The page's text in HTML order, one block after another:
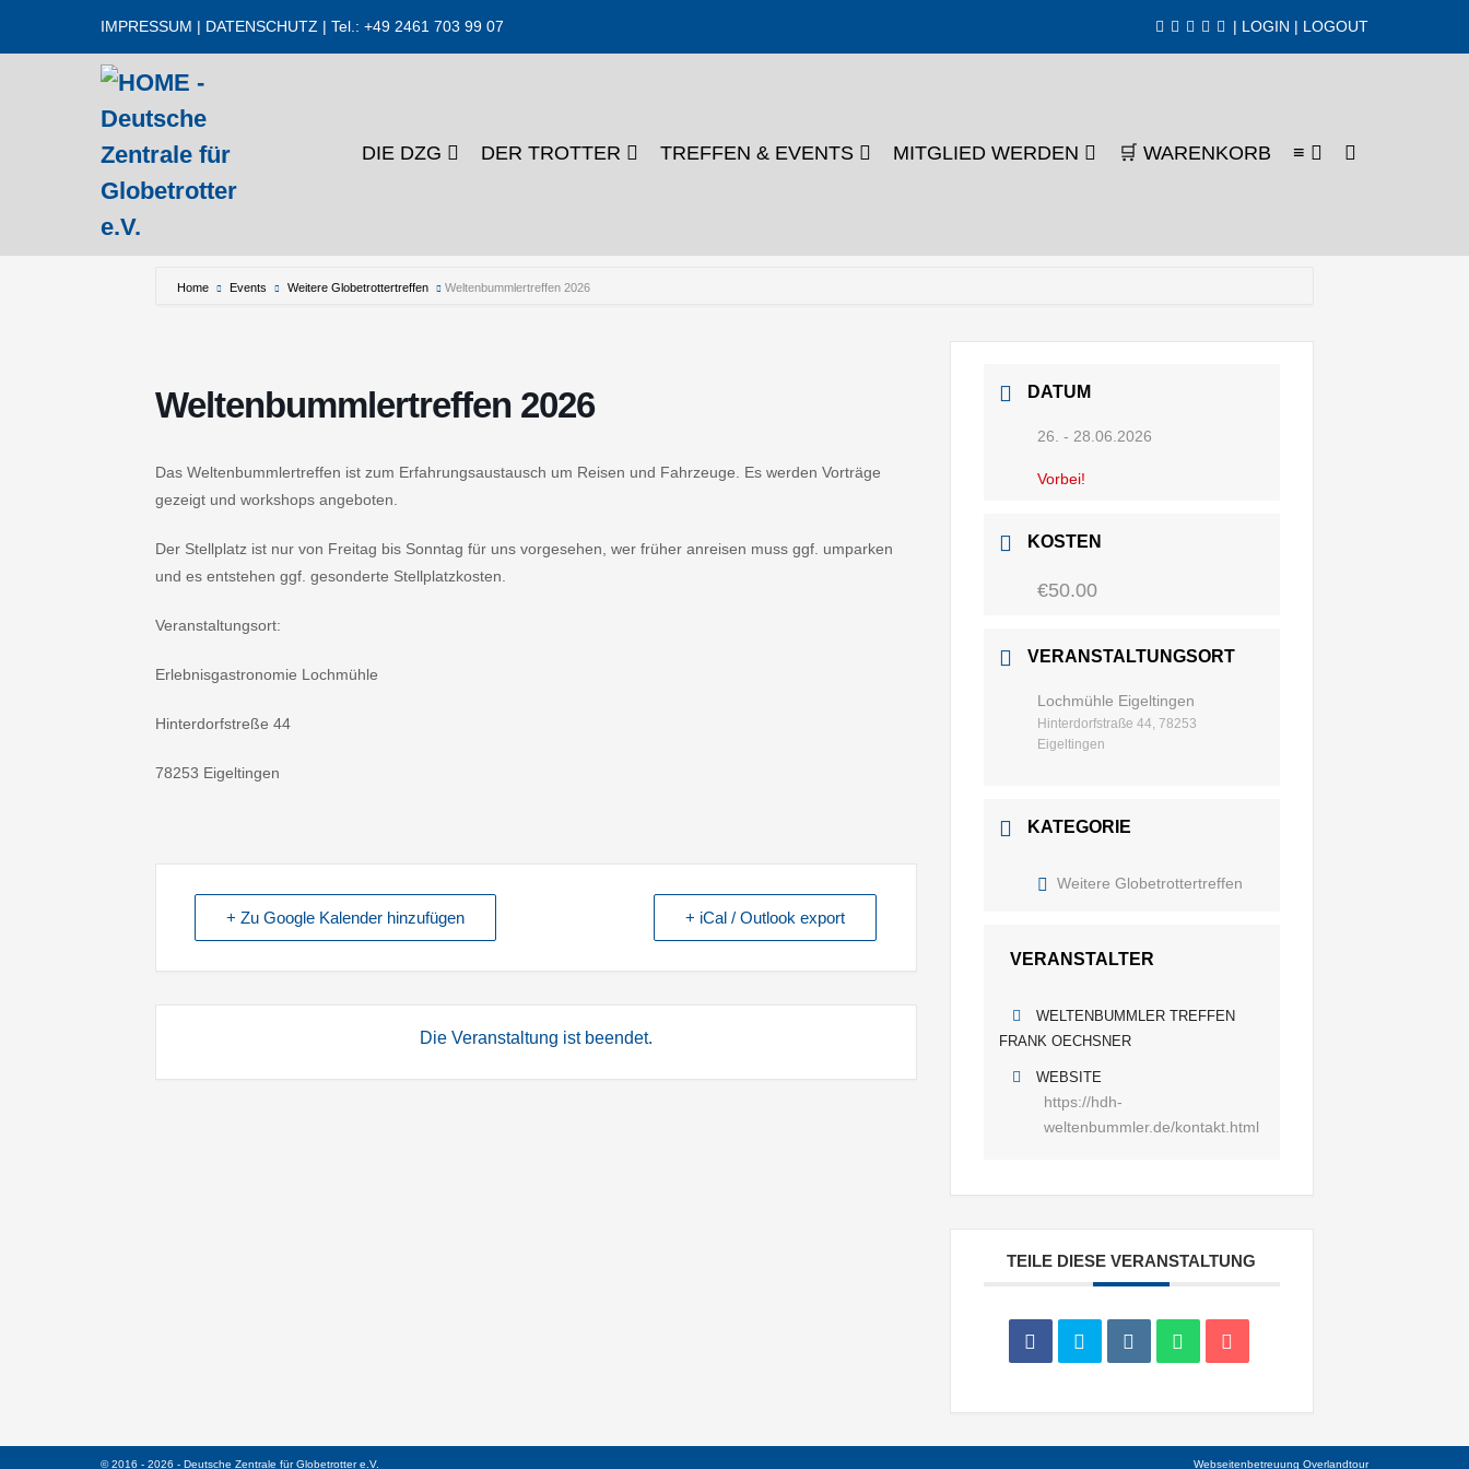
IMPRESSUM | DATENSCHUTZ | Tel.: +49 2461 703 99 07 | LOGIN | LOGOUT
DIE DZG DER TROTTER TREFFEN & EVENTS MITGLIED WERDEN 🛒 WARENKORB ≡
SUCHE-
Home Events Weitere Globetrottertreffen Weltenbummlertreffen 2026
Weltenbummlertreffen 2026
Das Weltenbummlertreffen ist zum Erfahrungsaustausch um Reisen und Fahrzeuge. Es werden Vorträge
gezeigt und workshops angeboten.
Der Stellplatz ist nur von Freitag bis Sonntag für uns vorgesehen, wer früher anreisen muss ggf. umparken
und es entstehen ggf. gesonderte Stellplatzkosten.
Veranstaltungsort:
Erlebnisgastronomie Lochmühle
Hinterdorfstreße 44
78253 Eigeltingen
+ Zu Google Kalender hinzufügen + iCal / Outlook export
Die Veranstaltung ist beendet.
DATUM
26. - 28.06.2026
Vorbei!
KOSTEN
€50.00
VERANSTALTUNGSORT
Lochmühle Eigeltingen
Hinterdorfstraße 44, 78253
Eigeltingen
KATEGORIE
Weitere Globetrottertreffen
VERANSTALTER
WELTENBUMMLER TREFFEN
FRANK OECHSNER
WEBSITE
https://hdh-
weltenbummler.de/kontakt.html
TEILE DIESE VERANSTALTUNG
© 2016 - 2026 - Deutsche Zentrale für Globetrotter e.V. Webseitenbetreuung Overlandtour